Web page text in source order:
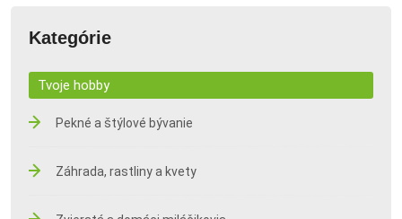
Kategórie
Tvoje hobby
Pekné a štýlové bývanie
Záhrada, rastliny a kvety